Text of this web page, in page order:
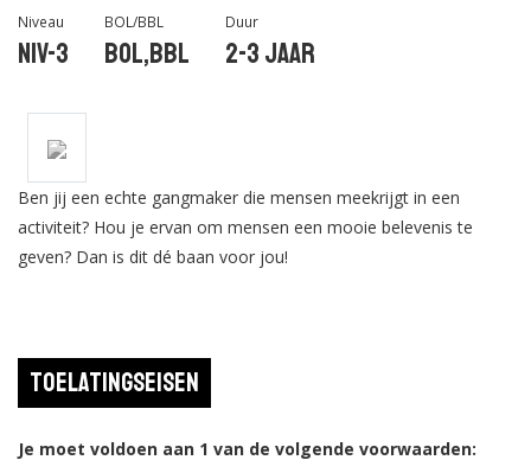
Niveau
Niv-3
BOL/BBL
BOL,BBL
Duur
2-3 jaar
Ben jij een echte gangmaker die mensen meekrijgt in een
activiteit? Hou je ervan om mensen een mooie belevenis te
geven? Dan is dit dé baan voor jou!
Toelatingseisen
Je moet voldoen aan 1 van de volgende voorwaarden: